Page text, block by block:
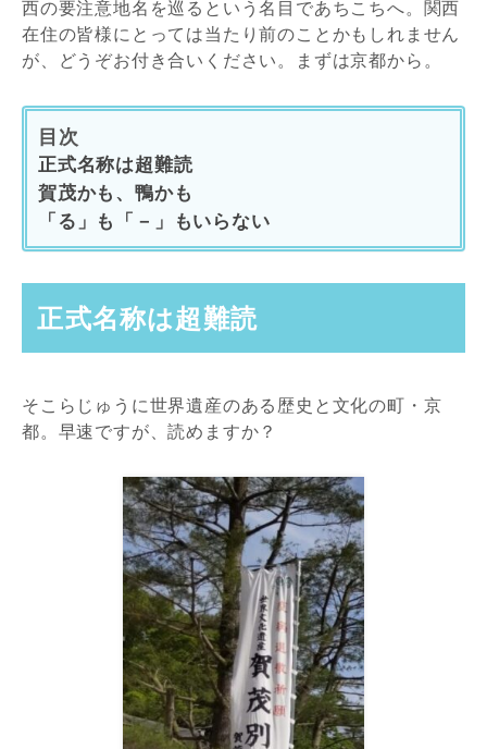
西の要注意地名を巡るという名目であちこちへ。関西
在住の皆様にとっては当たり前のことかもしれません
が、どうぞお付き合いください。まずは京都から。
目次
正式名称は超難読
賀茂かも、鴨かも
「る」も「－」もいらない
正式名称は超難読
そこらじゅうに世界遺産のある歴史と文化の町・京
都。早速ですが、読めますか？